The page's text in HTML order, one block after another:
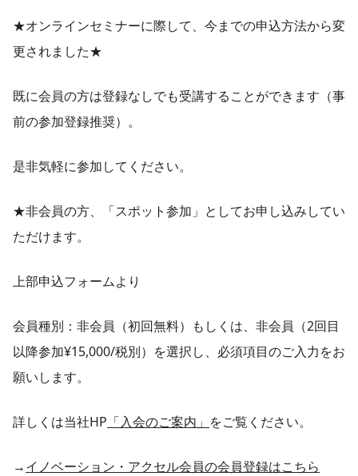
★オンラインセミナーに際して、今までの申込方法から変
更されました★
既に会員の方は登録なしでも受講することができます（事
前の参加登録推奨）。
是非気軽に参加してください。
★非会員の方、「スポット参加」としてお申し込みしてい
ただけます。
上部申込フォームより
会員種別：非会員（初回無料）もしくは、非会員（2回目
以降参加¥15,000/税別）を選択し、必須項目のご入力をお
願いします。
詳しくは当社HP 「入会のご案内」 をご覧ください。
→イノベーション・アクセル会員の会員登録はこちら